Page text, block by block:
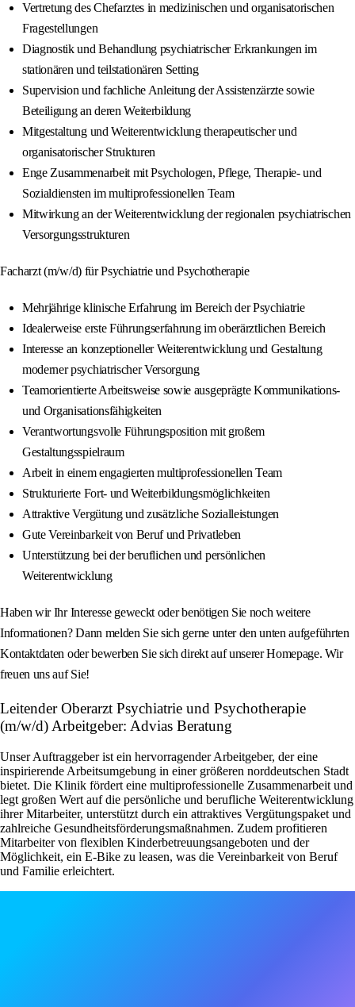
Vertretung des Chefarztes in medizinischen und organisatorischen
Fragestellungen
Diagnostik und Behandlung psychiatrischer Erkrankungen im
stationären und teilstationären Setting
Supervision und fachliche Anleitung der Assistenzärzte sowie
Beteiligung an deren Weiterbildung
Mitgestaltung und Weiterentwicklung therapeutischer und
organisatorischer Strukturen
Enge Zusammenarbeit mit Psychologen, Pflege, Therapie- und
Sozialdiensten im multiprofessionellen Team
Mitwirkung an der Weiterentwicklung der regionalen psychiatrischen
Versorgungsstrukturen
Facharzt (m/w/d) für Psychiatrie und Psychotherapie
Mehrjährige klinische Erfahrung im Bereich der Psychiatrie
Idealerweise erste Führungserfahrung im oberärztlichen Bereich
Interesse an konzeptioneller Weiterentwicklung und Gestaltung
moderner psychiatrischer Versorgung
Teamorientierte Arbeitsweise sowie ausgeprägte Kommunikations-
und Organisationsfähigkeiten
Verantwortungsvolle Führungsposition mit großem
Gestaltungsspielraum
Arbeit in einem engagierten multiprofessionellen Team
Strukturierte Fort- und Weiterbildungsmöglichkeiten
Attraktive Vergütung und zusätzliche Sozialleistungen
Gute Vereinbarkeit von Beruf und Privatleben
Unterstützung bei der beruflichen und persönlichen
Weiterentwicklung
Haben wir Ihr Interesse geweckt oder benötigen Sie noch weitere
Informationen? Dann melden Sie sich gerne unter den unten aufgeführten
Kontaktdaten oder bewerben Sie sich direkt auf unserer Homepage. Wir
freuen uns auf Sie!
Leitender Oberarzt Psychiatrie und Psychotherapie
(m/w/d) Arbeitgeber: Advias Beratung
Unser Auftraggeber ist ein hervorragender Arbeitgeber, der eine
inspirierende Arbeitsumgebung in einer größeren norddeutschen Stadt
bietet. Die Klinik fördert eine multiprofessionelle Zusammenarbeit und
legt großen Wert auf die persönliche und berufliche Weiterentwicklung
ihrer Mitarbeiter, unterstützt durch ein attraktives Vergütungspaket und
zahlreiche Gesundheitsförderungsmaßnahmen. Zudem profitieren
Mitarbeiter von flexiblen Kinderbetreuungsangeboten und der
Möglichkeit, ein E-Bike zu leasen, was die Vereinbarkeit von Beruf
und Familie erleichtert.